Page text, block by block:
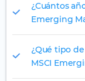
¿Cuántos
Emerging
¿Qué tipo
MSCI